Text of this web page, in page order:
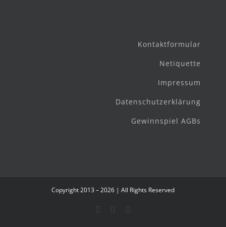
Kontaktformular
Netiquette
Impressum
Datenschutzerklärung
Gewinnspiel AGBs
Copyright 2013 – 2026 | All Rights Reserved
FacebookInstagram